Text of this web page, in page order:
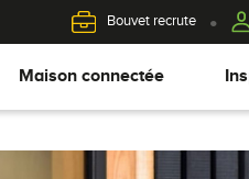
Bouvet recrute
Maison connectée